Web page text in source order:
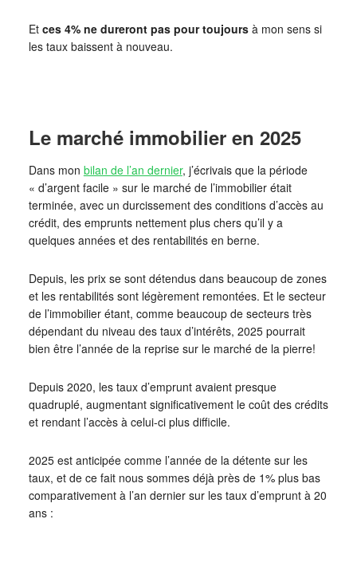
Et ces 4% ne dureront pas pour toujoursà mon sens si
les taux baissent à nouveau.
Le marché immobilier en 2025
Dans mon bilan de l’an dernier, j’écrivais que la période
« d’argent facile » sur le marché de l’immobilier était
terminée, avec un durcissement des conditions d’accès au
crédit, des emprunts nettement plus chers qu’il y a
quelques années et des rentabilités en berne.
Depuis, les prix se sont détendus dans beaucoup de zones
et les rentabilités sont légèrement remontées. Et le secteur
de l’immobilier étant, comme beaucoup de secteurs très
dépendant du niveau des taux d’intérêts, 2025 pourrait
bien être l’année de la reprise sur le marché de la pierre!
Depuis 2020, les taux d’emprunt avaient presque
quadruplé, augmentant significativement le coût des crédits
et rendant l’accès à celui-ci plus difficile.
2025 est anticipée comme l’année de la détente sur les
taux, et de ce fait nous sommes déjà près de 1% plus bas
comparativement à l’an dernier sur les taux d’emprunt à 20
ans :